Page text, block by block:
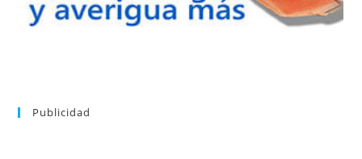
Publicidad